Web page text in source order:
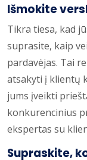
Išmokite
Tikra tiesa, kad
suprasite, kaip
pardavėjas. Tai
atsakyti į klientų
jums įveikti
konkurencinius
ekspertas su
Supraskite,